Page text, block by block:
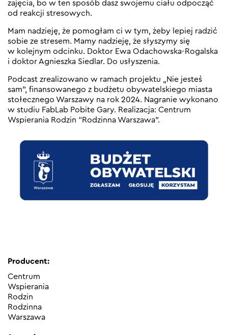
zajęcia, bo w ten sposób dasz swojemu ciału odpocząć
od reakcji stresowych.
Mam nadzieję, że pomogłam ci w tym, żeby lepiej radzić
sobie ze stresem. Mamy nadzieję, że słyszymy się
w kolejnym odcinku. Doktor Ewa Odachowska-Rogalska
i doktor Agnieszka Siedlar. Do usłyszenia.
Podcast zrealizowano w ramach projektu „Nie jesteś
sam”, finansowanego z budżetu obywatelskiego miasta
stołecznego Warszawy na rok 2024. Nagranie wykonano
w studiu FabLab Pobite Gary. Realizacja: Centrum
Wspierania Rodzin “Rodzinna Warszawa”.
Producent:
Centrum
Wspierania
Rodzin
Rodzinna
Warszawa